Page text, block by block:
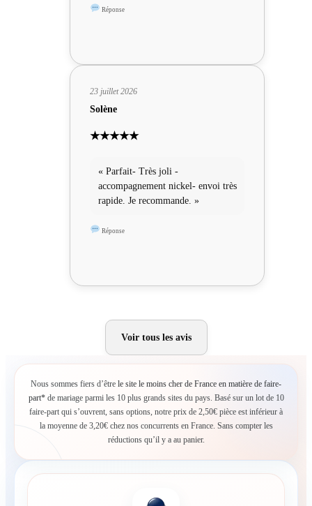
Réponse
23 juillet 2026
Solène
★★★★★
« Parfait- Très joli -
accompagnement nickel- envoi très
rapide. Je recommande. »
Réponse
Voir tous les avis
Nous sommes fiers d’être le site le moins cher de France en matière de faire-
part*de mariage parmi les 10 plus grands sites du pays. Basé sur un lot de 10
faire-part qui s’ouvrent, sans options, notre prix de 2,50€ pièce est inférieur à
la moyenne de 3,20€ chez nos concurrents en France. Sans compter les
réductions qu’il y a au panier.